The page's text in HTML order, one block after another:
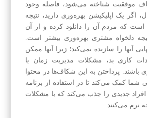
موفقیت شناخته می‌شود، فاصله وجود
اگر یک اپلیکیشن بهره‌وری دارید، نتیجه
است که مردم آن را دانلود کرده و از آن
دلخواه مشتری بهره‌وری بیشتر است.
آنها را سازنده نمی‌کند؛ زیرا آنها ممکن
کاری بد، مشکلات مدیریت زمان یا
باشند. پرداختن به این شکاف‌ها در محتوا
شما کمک می‌کند تا در استفاده از برنامه
افراد جدیدی را جذب می‌کند که با مشکلات
نرم می‌کنند.